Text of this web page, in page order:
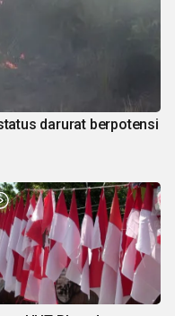
darurat berpotensi